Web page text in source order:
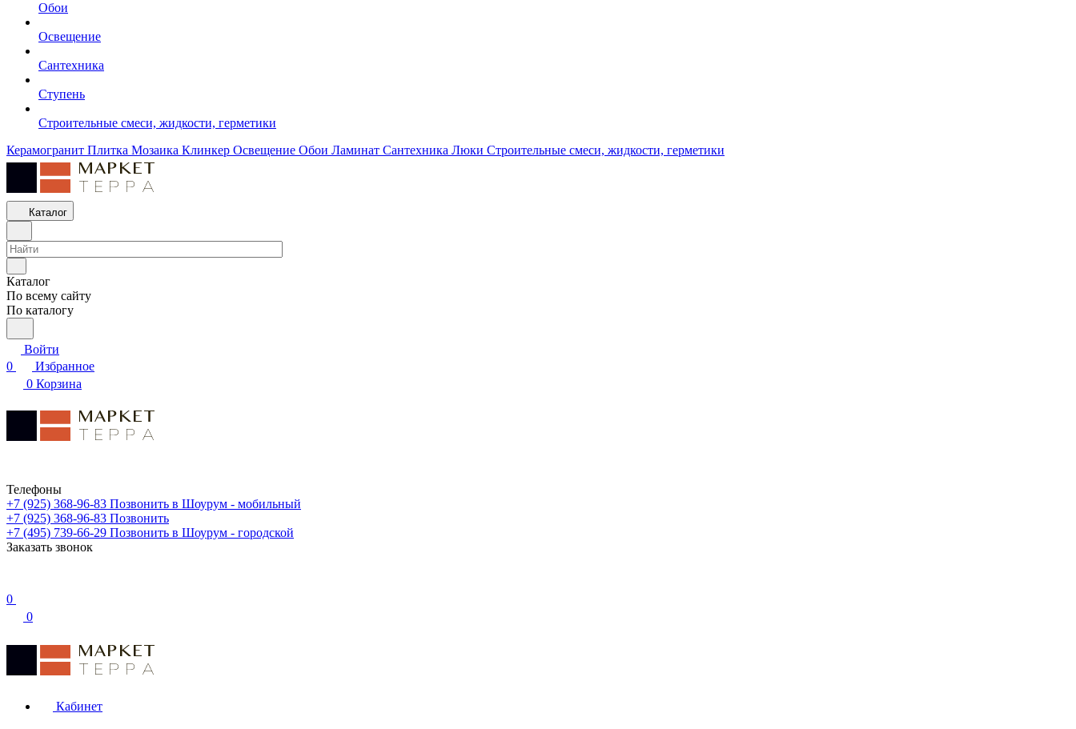
Обои
Освещение
Сантехника
Ступень
Строительные смеси, жидкости, герметики
Керамогранит Плитка Мозаика Клинкер Освещение Обои Ламинат Сантехника Люки Строительные смеси, жидкости, герметики
Каталог
Каталог
По всему сайту
По каталогу
Войти
0
Избранное
0 Корзина
Телефоны
+7 (925) 368-96-83 Позвонить в Шоурум - мобильный
+7 (925) 368-96-83 Позвонить
+7 (495) 739-66-29 Позвонить в Шоурум - городской
Заказать звонок
0
0
Кабинет